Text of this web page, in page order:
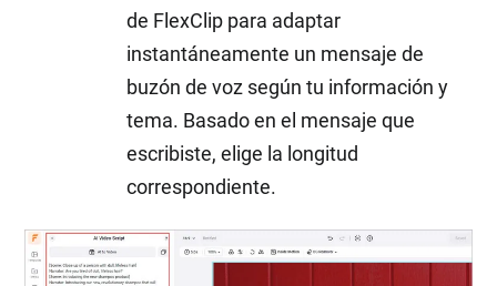
de FlexClip para adaptar
instantáneamente un mensaje de
buzón de voz según tu información y
tema. Basado en el mensaje que
escribiste, elige la longitud
correspondiente.